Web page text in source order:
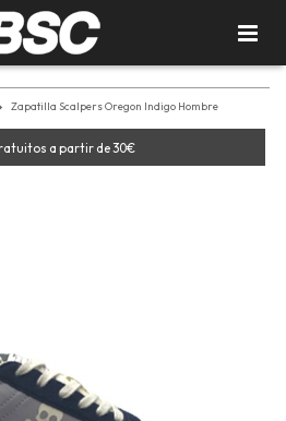
Zapatilla Scalpers Oregon Indigo Hombre
a partir de 30€